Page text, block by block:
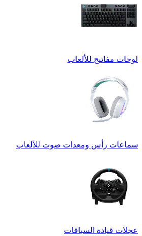
لوحات مفاتيح للألعاب
سماعات رأس ومعدات صوت للألعاب
عجلات قيادة السباقات